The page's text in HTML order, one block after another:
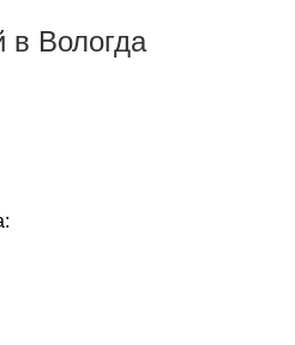
в Вологда